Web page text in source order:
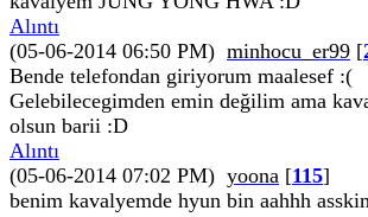
Alıntı
(05-06-2014 06:50 PM) minhocu_er99 [
Bende telefondan giriyorum maalesef :(
Gelebilecegimden emin değilim ama
olsun barii :D
Alıntı
(05-06-2014 07:02 PM) yoona [115]
benim kavalyemde hyun bin aahhh